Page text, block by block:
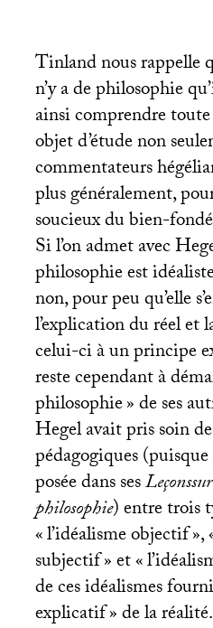
Tinland nous rappelle
n’y a de philosophie
ainsi comprendre
objet d’étude non
commentateurs
plus généralement,
soucieux du bien-
Si l’on admet avec
philosophie est
non, pour peu qu’elle
l’explication du réel et
celui-ci à un principe
reste cependant à
philosophie» de ses
Hegel avait pris soin
pédagogiques
posée dans ses
philosophie) entre trois
«l’idéalisme objectif»,
subjectif» et «
de ces idéalismes
explicatif» de la